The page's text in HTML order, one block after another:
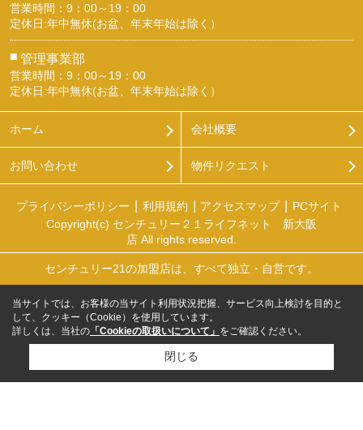
営業時間：9：00～19：00
定休日:年中無休(お盆、年末年始は除く）
■ 管理事業部
営業時間：9：00～19：00
定休日:年中無休(お盆、年末年始は除く）
ホーム 会社概要
お問い合わせ 物件リクエスト
プライバシーポリシー 利用規約 アクセスマップ
PCサイト
Copyright(c) センチュリー２１ライフネット 新大阪
店 All rights reserved.
センチュリー21の加盟店は、すべて独立・自営です。
当サイトでは、お客様の当サイト利用状況把握、サービス向上検討を目的と
して、クッキー（Cookie）を使用しています。
詳しくは、当社の 「Cookieの取扱いについて」 をご確認ください。
閉じる